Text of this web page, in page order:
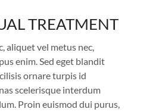
TREATMENT
aliquet vel metus nec,
enim. Sed eget blandit
ornare turpis id
scelerisque interdum
Proin euismod dui purus,
TREATMENT